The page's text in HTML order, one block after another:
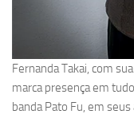
Fernanda Takai, com
marca presença em
banda Pato Fu, em